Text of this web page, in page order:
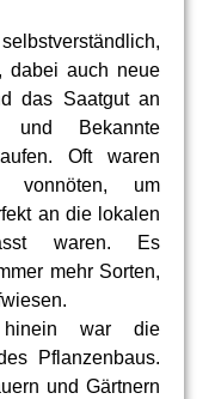
dabei auch neue
das Saatgut an
und Bekannte
Oft waren
vonnöten, um
an die lokalen
waren. Es
mehr Sorten,
war die
Pflanzenbaus.
und Gärtnern